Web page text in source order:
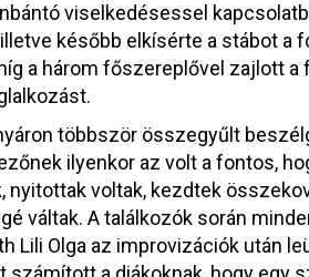
viselkedésessel
később elkísérte a stábot a
a három főszereplővel zajlott
többször összegyűlt
ilyenkor az volt a fontos,
nyitottak voltak, kezdtek
váltak. A találkozók során
Lili Olga az improvizációk után